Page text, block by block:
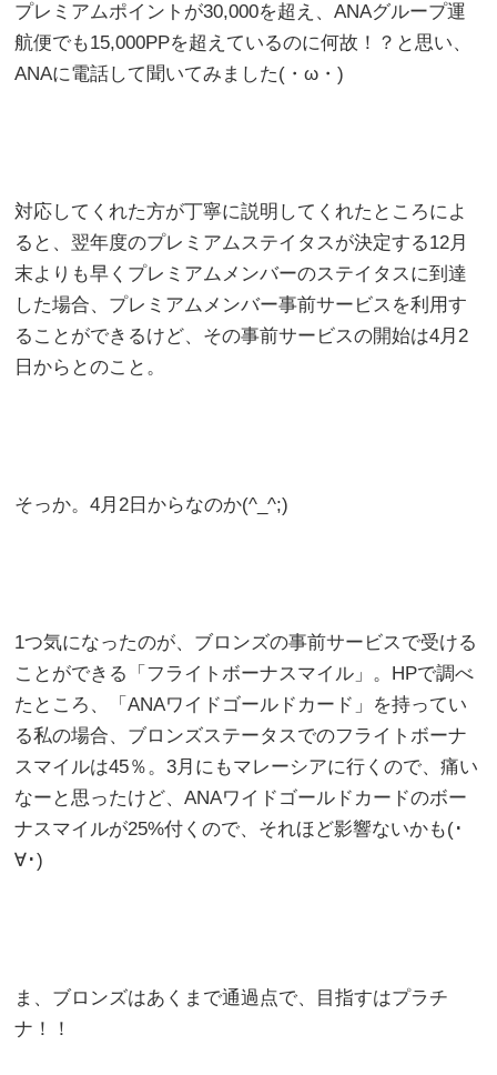
プレミアムポイントが30,000を超え、ANAグループ運
航便でも15,000PPを超えているのに何故！？と思い、
ANAに電話して聞いてみました(・ω・)
対応してくれた方が丁寧に説明してくれたところによ
ると、翌年度のプレミアムステイタスが決定する12月
末よりも早くプレミアムメンバーのステイタスに到達
した場合、プレミアムメンバー事前サービスを利用す
ることができるけど、その事前サービスの開始は4月2
日からとのこと。
そっか。4月2日からなのか(^_^;)
1つ気になったのが、ブロンズの事前サービスで受ける
ことができる「フライトボーナスマイル」。HPで調べ
たところ、「ANAワイドゴールドカード」を持ってい
る私の場合、ブロンズステータスでのフライトボーナ
スマイルは45％。3月にもマレーシアに行くので、痛い
なーと思ったけど、ANAワイドゴールドカードのボー
ナスマイルが25%付くので、それほど影響ないかも(･
∀･)
ま、ブロンズはあくまで通過点で、目指すはプラチ
ナ！！